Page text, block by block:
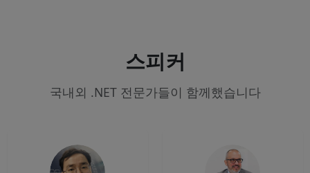
스피커
국내외 .NET 전문가들이 함께했습니다